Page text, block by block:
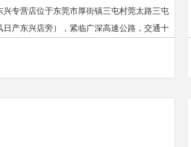
兴专营店位于东莞市厚街镇三屯村莞太路三屯
日产东兴店旁），紧临广深高速公路，交通十
汽车及配件销售、二手车置换、汽车维修、汽
东风南方各店挑选，无论是售前或者售后都